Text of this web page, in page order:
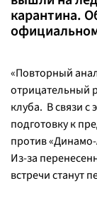
карантина.
«Повторный
отрицательный
клуба. В связи с
подготовку к
против
Из-за
встречи станут